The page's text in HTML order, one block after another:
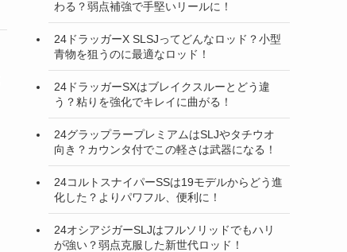
わる？弱点補強で手堅いリールに！
24ドラッガーX SLSJってどんなロッド？小型
青物を狙うのに最適なロッド！
24ドラッガーSXはブレイクスルーとどう違
う？粘りを強化でキレイに曲がる！
24グラップラープレミアムはSLJやタチウオ
向き？カウンタ付でこの軽さは武器になる！
24コルトスナイパーSSは19モデルからどう進
化した？よりパワフル、便利に！
24オシアジガーSLJはフルソリッドでもハリ
が強い？弱点克服した新世代ロッド！